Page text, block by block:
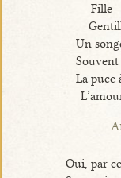
Fille
Un
La puce
Oui, par